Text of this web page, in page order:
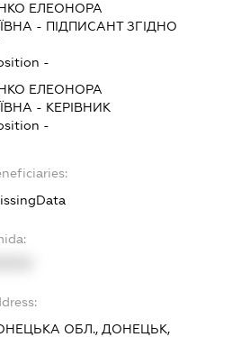
ЕЛЕОНОРА
- ПІДПИСАНТЗГІДНО
-
ЕЛЕОНОРА
- КЕРІВНИК
-
ОБЛ., ДОНЕЦЬК,